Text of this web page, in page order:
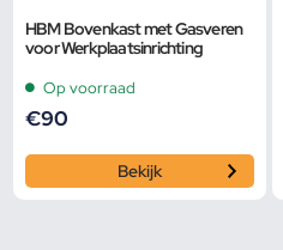
HBM Bovenkast met Gasveren
voor Werkplaatsinrichting
Op voorraad
€90
Bekijk